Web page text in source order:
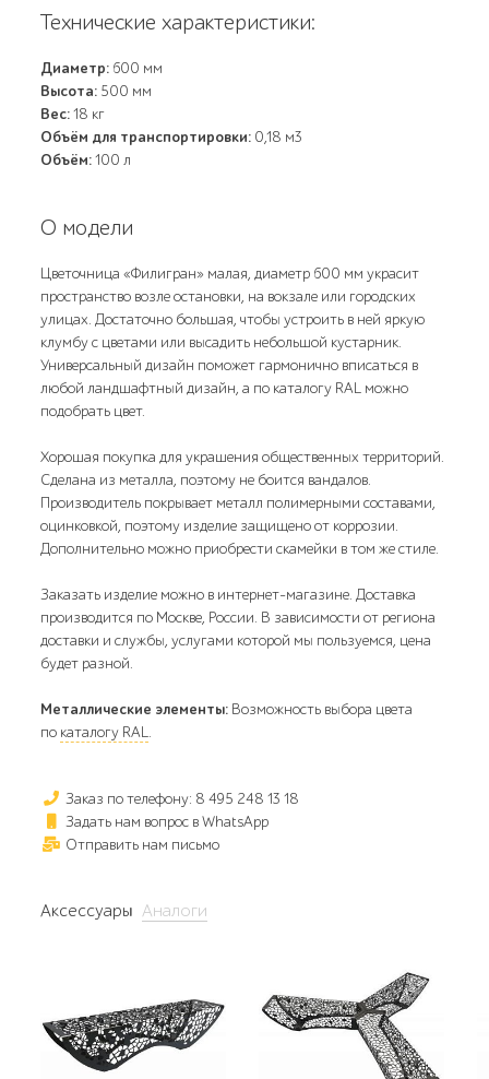
Технические характеристики:
Диаметр: 600 мм
Высота: 500 мм
Вес:18 кг
Объём для транспортировки: 0,18 м3
Объём:100 л
О модели
Цветочница «Филигран» малая, диаметр 600 мм украсит
пространство возле остановки, на вокзале или городских
улицах. Достаточно большая, чтобы устроить в ней яркую
клумбу с цветами или высадить небольшой кустарник.
Универсальный дизайн поможет гармонично вписаться в
любой ландшафтный дизайн, а по каталогу RAL можно
подобрать цвет.
Хорошая покупка для украшения общественных территорий.
Сделана из металла, поэтому не боится вандалов.
Производитель покрывает металл полимерными составами,
оцинковкой, поэтому изделие защищено от коррозии.
Дополнительно можно приобрести скамейки в том же стиле.
Заказать изделие можно в интернет-магазине. Доставка
производится по Москве, России. В зависимости от региона
доставки и службы, услугами которой мы пользуемся, цена
будет разной.
Металлические элементы: Возможность выбора цвета
по каталогу RAL.
Заказ по телефону: 8 495 248 13 18
Задать нам вопрос в WhatsApp
Отправить нам письмо
Аксессуары Аналоги